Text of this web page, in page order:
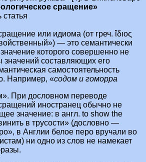
сращение»
или идиома (от греч. ἴδιος
— это семантически
которого совершенно не
составляющих его
самостоятельность
Например, «содом и гоморра
При дословном переводе
иностранец обычно не
значение: в англ. to show the
в трусости» (дословно —
в Англии белое перо вручали во
ни одно из слов не намекает